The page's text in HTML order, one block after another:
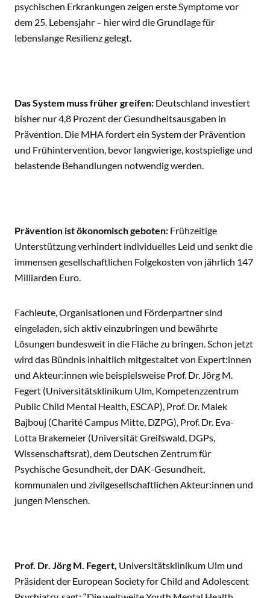
psychischen Erkrankungen zeigen erste Symptome vor
dem 25. Lebensjahr – hier wird die Grundlage für
lebenslange Resilienz gelegt.
Das System muss früher greifen: Deutschland investiert
bisher nur 4,8 Prozent der Gesundheitsausgaben in
Prävention. Die MHA fordert ein System der Prävention
und Frühintervention, bevor langwierige, kostspielige und
belastende Behandlungen notwendig werden.
Prävention ist ökonomisch geboten: Frühzeitige
Unterstützung verhindert individuelles Leid und senkt die
immensen gesellschaftlichen Folgekosten von jährlich 147
Milliarden Euro.
Fachleute, Organisationen und Förderpartner sind
eingeladen, sich aktiv einzubringen und bewährte
Lösungen bundesweit in die Fläche zu bringen. Schon jetzt
wird das Bündnis inhaltlich mitgestaltet von Expert:innen
und Akteur:innen wie beispielsweise Prof. Dr. Jörg M.
Fegert (Universitätsklinikum Ulm, Kompetenzzentrum
Public Child Mental Health, ESCAP), Prof. Dr. Malek
Bajbouj (Charité Campus Mitte, DZPG), Prof. Dr. Eva-
Lotta Brakemeier (Universität Greifswald, DGPs,
Wissenschaftsrat), dem Deutschen Zentrum für
Psychische Gesundheit, der DAK-Gesundheit,
kommunalen und zivilgesellschaftlichen Akteur:innen und
jungen Menschen.
Prof. Dr. Jörg M. Fegert, Universitätsklinikum Ulm und
Präsident der European Society for Child and Adolescent